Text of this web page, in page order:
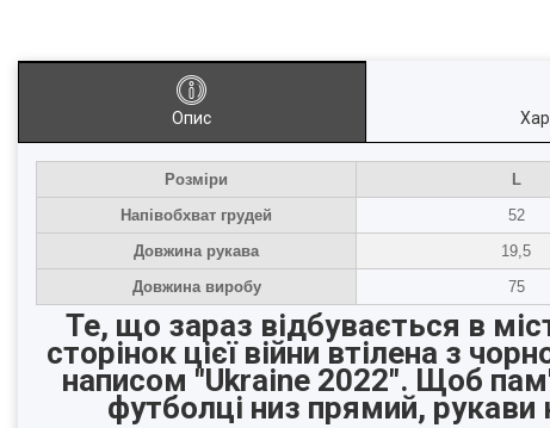
Опис
Розміри L
Напівобхват грудей
52
Довжина рукава
19,5
Довжина виробу
75
Те, що зараз відбувається в
сторінок цієї війни втілена з
написом "Ukraine 2022". Щоб
футболці низ прямий,